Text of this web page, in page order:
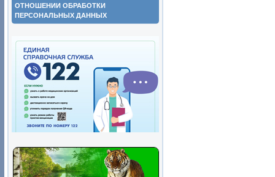
ОТНОШЕНИИ ОБРАБОТКИ
ПЕРСОНАЛЬНЫХ ДАННЫХ